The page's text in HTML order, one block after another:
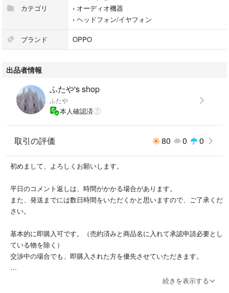
カテゴリ
› オーディオ機器
› ヘッドフォン/イヤフォン
ブランド OPPO
出品者情報
ふたや's shop
ふたや
本人確認済
取引の評価 80 0 0
初めまして、よろしくお願いします。
平日のコメント返しは、時間がかかる場合があります。
また、発送までには数日時間をいただくかと思いますので、ご了承くだ
さい。
基本的に即購入可です。（売約済みと商品名に入れて承認申請必要とし
ている物を除く）
交渉中の場合でも、即購入された方を優先させていただきます。
取引メッセージにつきましては、こちらからは取引状況について逐次ご
続きを表示する